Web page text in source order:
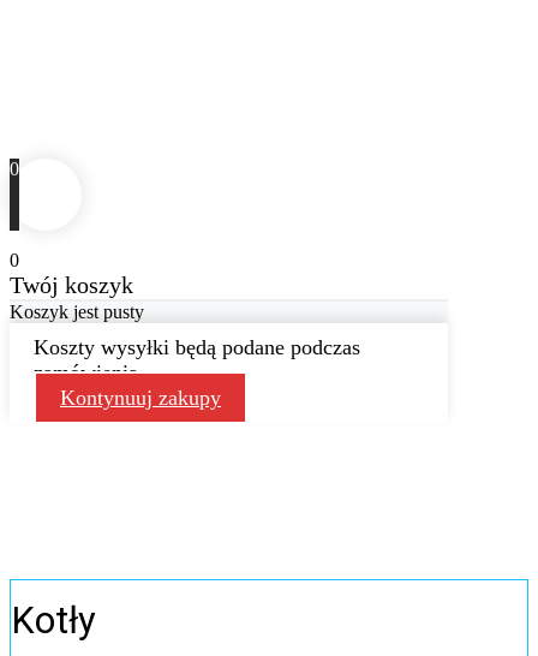
0
0
Twój koszyk
Koszyk jest pusty
Koszty wysyłki będą podane podczas
zamówienia
Kontynuuj zakupy
Kotły